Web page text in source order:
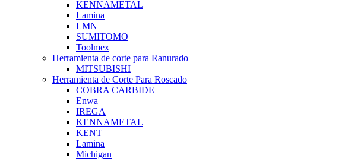
KENNAMETAL
Lamina
LMN
SUMITOMO
Toolmex
Herramienta de corte para Ranurado
MITSUBISHI
Herramienta de Corte Para Roscado
COBRA CARBIDE
Enwa
IREGA
KENNAMETAL
KENT
Lamina
Michigan